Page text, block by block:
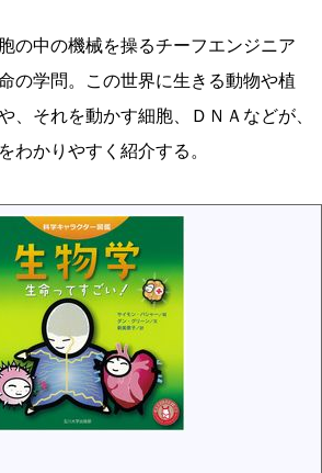
の中の機械を操るチーフエンジニア
の学問。この世界に生きる動物や植
、それを動かす細胞、ＤＮＡなどが、
わかりやすく紹介する。